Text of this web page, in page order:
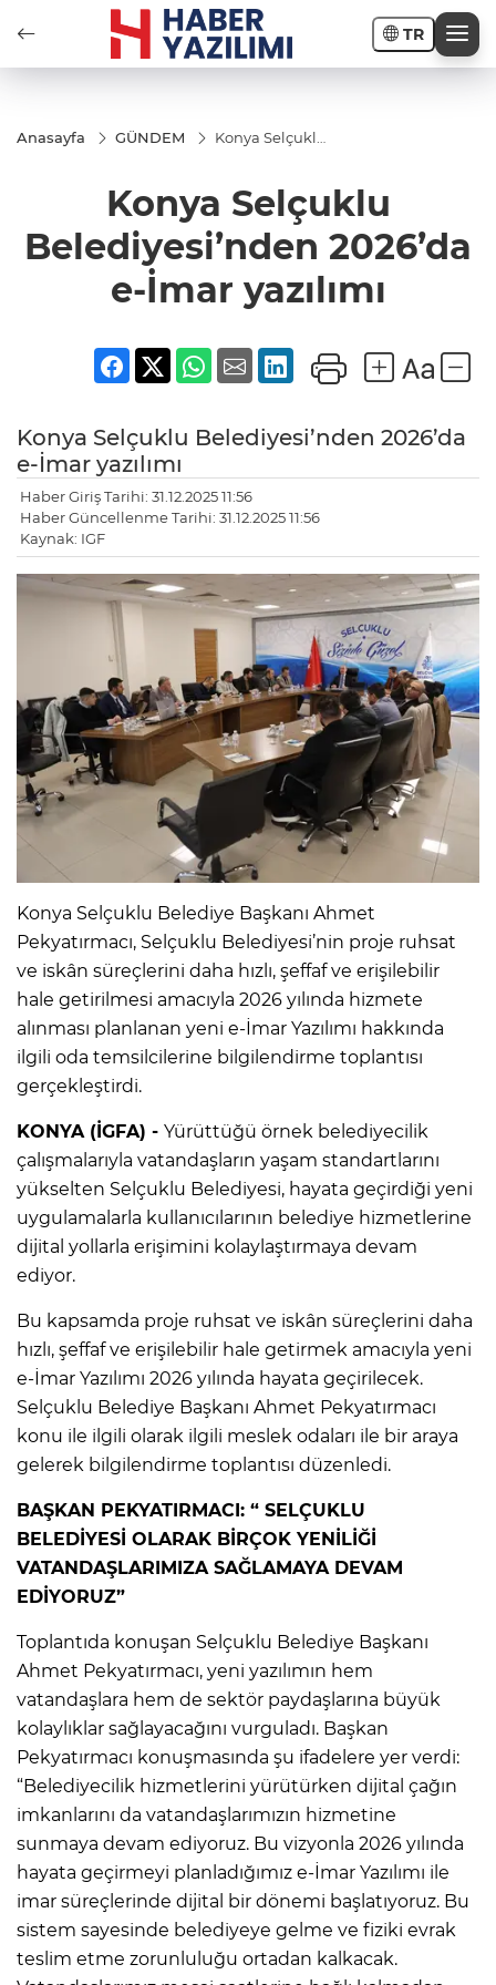
TR
Anasayfa GÜNDEM
Konya Selçuklu
yazılımı
Konya Selçuklu
Belediyesi’nden 2026’da
e-İmar yazılımı
Konya Selçuklu Belediyesi’nden 2026’da
e-İmar yazılımı
Haber Giriş Tarihi: 31.12.2025 11:56
Haber Güncellenme Tarihi: 31.12.2025 11:56
Kaynak: IGF
Konya Selçuklu Belediye Başkanı Ahmet
Pekyatırmacı, Selçuklu Belediyesi’nin proje ruhsat
ve iskân süreçlerini daha hızlı, şeffaf ve erişilebilir
hale getirilmesi amacıyla 2026 yılında hizmete
alınması planlanan yeni e-İmar Yazılımı hakkında
ilgili oda temsilcilerine bilgilendirme toplantısı
gerçekleştirdi.
KONYA (İGFA) - Yürüttüğü örnek belediyecilik
çalışmalarıyla vatandaşların yaşam standartlarını
yükselten Selçuklu Belediyesi, hayata geçirdiği yeni
uygulamalarla kullanıcılarının belediye hizmetlerine
dijital yollarla erişimini kolaylaştırmaya devam
ediyor.
Bu kapsamda proje ruhsat ve iskân süreçlerini daha
hızlı, şeffaf ve erişilebilir hale getirmek amacıyla yeni
e-İmar Yazılımı 2026 yılında hayata geçirilecek.
Selçuklu Belediye Başkanı Ahmet Pekyatırmacı
konu ile ilgili olarak ilgili meslek odaları ile bir araya
gelerek bilgilendirme toplantısı düzenledi.
BAŞKAN PEKYATIRMACI: “ SELÇUKLU
BELEDİYESİ OLARAK BİRÇOK YENİLİĞİ
VATANDAŞLARIMIZA SAĞLAMAYA DEVAM
EDİYORUZ”
Toplantıda konuşan Selçuklu Belediye Başkanı
Ahmet Pekyatırmacı, yeni yazılımın hem
vatandaşlara hem de sektör paydaşlarına büyük
kolaylıklar sağlayacağını vurguladı. Başkan
Pekyatırmacı konuşmasında şu ifadelere yer verdi:
“Belediyecilik hizmetlerini yürütürken dijital çağın
imkanlarını da vatandaşlarımızın hizmetine
sunmaya devam ediyoruz. Bu vizyonla 2026 yılında
hayata geçirmeyi planladığımız e-İmar Yazılımı ile
imar süreçlerinde dijital bir dönemi başlatıyoruz. Bu
sistem sayesinde belediyeye gelme ve fiziki evrak
teslim etme zorunluluğu ortadan kalkacak.